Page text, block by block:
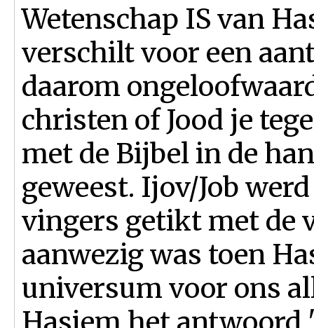
Wetenschap IS van
verschilt voor een
daarom
christen of Jood je
met de Bijbel in de
geweest. Ijov/Job
vingers getikt met de
aanwezig was toen
universum voor ons